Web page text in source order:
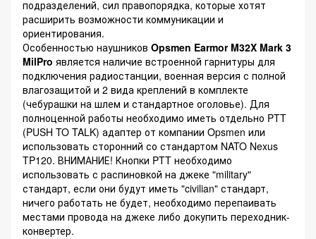
подразделений, сил правопорядка, которые хотят
расширить возможности коммуникации и
ориентирования.
Особенностью наушников Opsmen Earmor M32X Mark 3
MilPro является наличие встроенной гарнитуры для
подключения радиостанции, военная версия с полной
влагозащитой и 2 вида креплений в комплекте
(чебурашки на шлем и стандартное оголовье). Для
полноценной работы необходимо иметь отдельно PTT
(PUSH TO TALK) адаптер от компании Opsmen или
использовать сторонний со стандартом NATO Nexus
TP120. ВНИМАНИЕ! Кнопки PTT необходимо
использовать с распиновкой на джеке "military"
стандарт, если они будут иметь "civilian" стандарт,
ничего работать не будет, необходимо перепаивать
местами провода на джеке либо докупить переходник-
конвертер.